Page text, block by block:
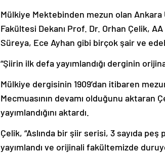
Mülkiye Mektebinden mezun olan Ankara
Fakültesi Dekanı Prof. Dr. Orhan Çelik,
Süreya, Ece Ayhan gibi birçok şair ve
“Şiirin ilk defa yayımlandığı derginin
Mülkiye dergisinin 1909’dan itibaren
Mecmuasının devamı olduğunu aktaran
yayımlandığını aktardı.
Çelik, “Aslında bir şiir serisi, 3 sayıda
yayımlandı ve orijinali fakültemizde